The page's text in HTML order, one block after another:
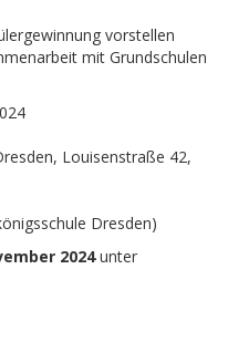
vorstellen
mit Grundschulen
Louisenstraße 42,
Dresden)
2024unter